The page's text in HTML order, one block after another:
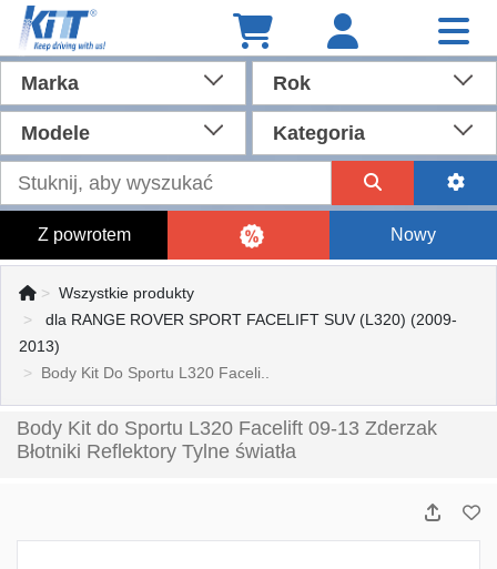
Marka Rok
Modele Kategoria
Z powrotem Nowy
Wszystkie produkty
dla RANGE ROVER SPORT FACELIFT SUV (L320) (2009-
2013)
Body Kit Do Sportu L320 Faceli..
Body Kit do Sportu L320 Facelift 09-13 Zderzak
Błotniki Reflektory Tylne światła